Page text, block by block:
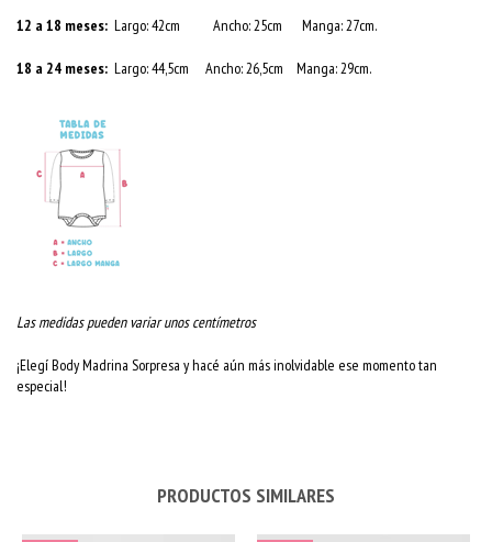
12 a 18 meses: Largo: 42cm Ancho: 25cm Manga: 27cm.
18 a 24 meses: Largo: 44,5cm Ancho: 26,5cm Manga: 29cm.
Las medidas pueden variar unos centímetros
¡Elegí Body Madrina Sorpresa y hacé aún más inolvidable ese momento tan
especial!
PRODUCTOS SIMILARES